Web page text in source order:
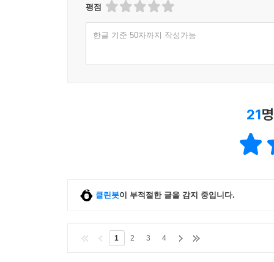
평점
한글 기준 50자까지 작성가능
21
클린봇이 부적절한 글을 감지 중입니다.
1 2 3 4